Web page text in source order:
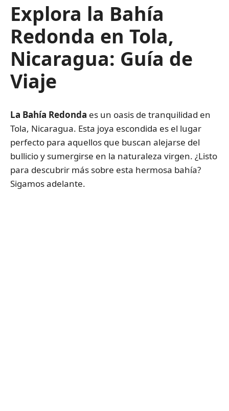
Explora la Bahía
Redonda en Tola,
Nicaragua: Guía de
Viaje
La Bahía Redonda es un oasis de tranquilidad en
Tola, Nicaragua. Esta joya escondida es el lugar
perfecto para aquellos que buscan alejarse del
bullicio y sumergirse en la naturaleza virgen. ¿Listo
para descubrir más sobre esta hermosa bahía?
Sigamos adelante.